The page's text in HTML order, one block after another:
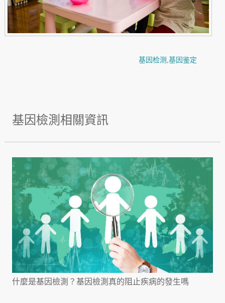
基因检测 ,基因鉴定
基因檢測相關資訊
什麼是基因檢測？基因檢測真的阻止疾病的發生嗎